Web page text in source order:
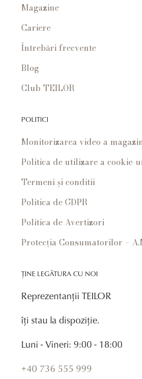
Magazine
Cariere
Întrebări frecvente
Blog
Club TEILOR
POLITICI
Monitorizarea video a
Politica de utilizare a cookie-
Termeni și conditii
Politica de GDPR
Politica de Avertizori
Protecția Consumatorilor –
ȚINE LEGĂTURA CU NOI
Reprezentanții TEILOR
îți stau la dispoziție.
Luni - Vineri: 9:00 - 18:00
+40 736 555 999